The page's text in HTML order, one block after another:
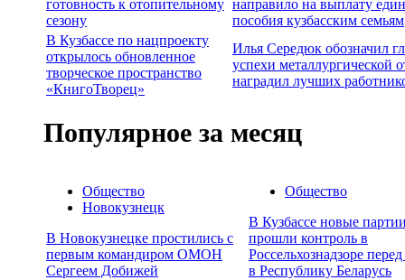
готовность к отопительному
сезону
направило на выплату
пособия кузбасским семьям
В Кузбассе по нацпроекту
открылось обновленное
творческое пространство
«КнигоТворец»
Илья Середюк обозначил
успехи металлургической
наградил лучших
Популярное за месяц
Общество
Новокузнецк
В Новокузнецке простились с
первым командиром ОМОН
Сергеем Добижей
Общество
В Кузбассе новые
прошли контроль в
Россельхознадзоре
в Республику Беларусь